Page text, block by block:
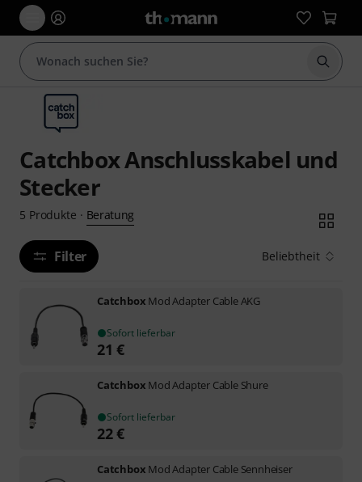
Suche
Catchbox Anschlusskabel und
Stecker
5 Produkte · Beratung
Filter Beliebtheit
Catchbox Mod Adapter Cable AKG
Sofort lieferbar
21 €
Catchbox Mod Adapter Cable Shure
Sofort lieferbar
22€
Catchbox Mod Adapter Cable Sennheiser